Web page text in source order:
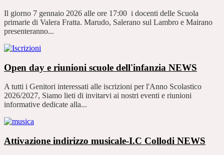
Il giorno 7 gennaio 2026 alle ore 17:00 i docenti delle Scuola
primarie di Valera Fratta. Marudo, Salerano sul Lambro e Mairano
presenteranno...
Open day e riunioni scuole dell'infanzia NEWS
A tutti i Genitori interessati alle iscrizioni per l'Anno Scolastico
2026/2027, Siamo lieti di invitarvi ai nostri eventi e riunioni
informative dedicate alla...
Attivazione indirizzo musicale-I.C Collodi NEWS